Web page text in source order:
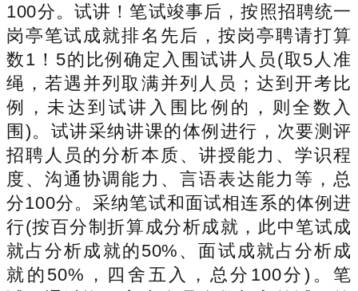
100分。试讲！笔试竣事后，按照招聘统一
岗亭笔试成就排名先后，按岗亭聘请打算
数1！5的比例确定入围试讲人员(取5人准
绳，若遇并列取满并列人员；达到开考比
例，未达到试讲入围比例的，则全数入
围)。试讲采纳讲课的体例进行，次要测评
招聘人员的分析本质、讲授能力、学识程
度、沟通协调能力、言语表达能力等，总
分100分。采纳笔试和面试相连系的体例进
行(按百分制折算成分析成就，此中笔试成
就占分析成就的50%、面试成就占分析成
就的50%，四舍五入，总分100分)。笔